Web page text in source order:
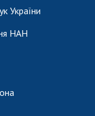
України
НАН